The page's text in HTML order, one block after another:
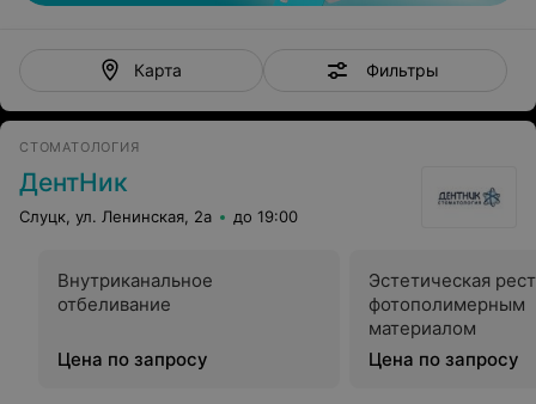
Карта Фильтры
СТОМАТОЛОГИЯ
ДентНик
Слуцк, ул. Ленинская, 2а до 19:00
Внутриканальное
отбеливание
Цена по запросу
Эстетическая
фотополимерным
материалом
Цена по запросу